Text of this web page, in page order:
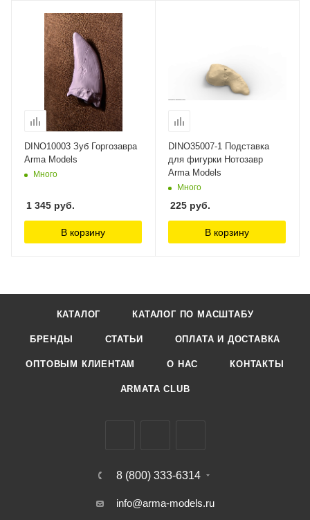
DINO10003 Зуб Горгозавра
Arma Models
Много
1 345 руб.
В корзину
DINO35007-1 Подставка
для фигурки Нотозавр
Arma Models
Много
225 руб.
В корзину
КАТАЛОГ КАТАЛОГ ПО МАСШТАБУ
БРЕНДЫ СТАТЬИ ОПЛАТА И ДОСТАВКА
ОПТОВЫМ КЛИЕНТАМ О НАС КОНТАКТЫ
ARMATA CLUB
8 (800) 333-6314
info@arma-models.ru